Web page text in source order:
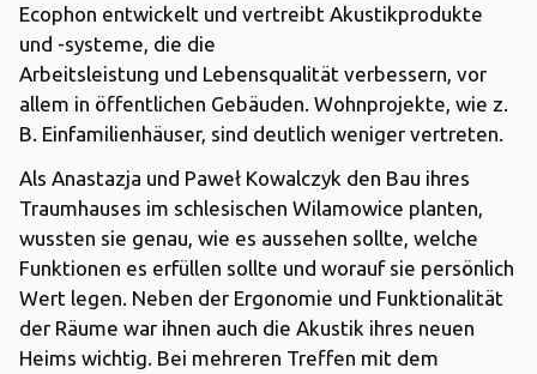
Ecophon entwickelt und vertreibt Akustikprodukte
und -systeme, die die
Arbeitsleistung und Lebensqualität verbessern, vor
allem in öffentlichen Gebäuden. Wohnprojekte, wie z.
B. Einfamilienhäuser, sind deutlich weniger vertreten.
Als Anastazja und Paweł Kowalczyk den Bau ihres
Traumhauses im schlesischen Wilamowice planten,
wussten sie genau, wie es aussehen sollte, welche
Funktionen es erfüllen sollte und worauf sie persönlich
Wert legen. Neben der Ergonomie und Funktionalität
der Räume war ihnen auch die Akustik ihres neuen
Heims wichtig. Bei mehreren Treffen mit dem